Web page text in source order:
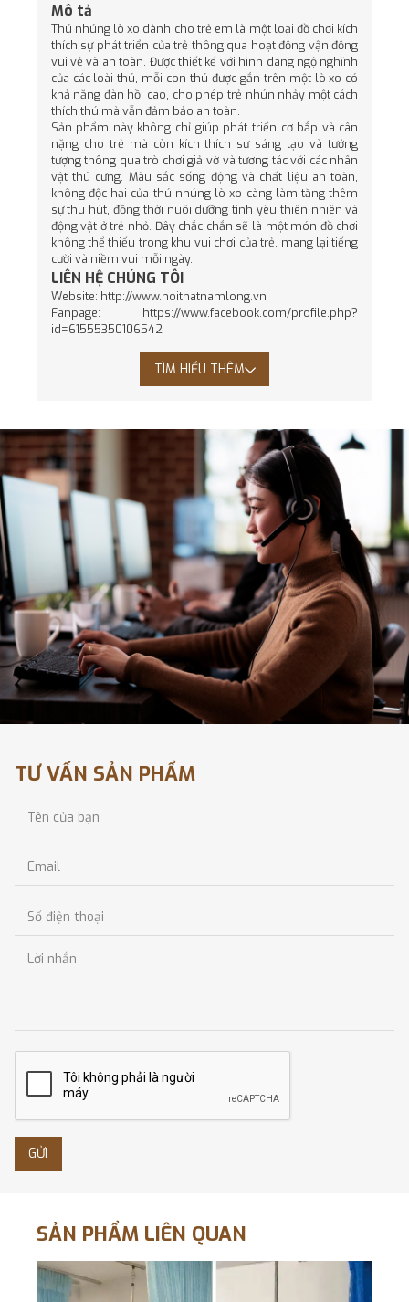
Mô tả
Thú nhúng lò xo dành cho trẻ em là một loại đồ chơi kích
thích sự phát triển của trẻ thông qua hoạt động vận động
vui vẻ và an toàn. Được thiết kế với hình dáng ngộ nghĩnh
của các loài thú, mỗi con thú được gắn trên một lò xo có
khả năng đàn hồi cao, cho phép trẻ nhún nhảy một cách
thích thú mà vẫn đảm bảo an toàn.
Sản phẩm này không chỉ giúp phát triển cơ bắp và cân
nặng cho trẻ mà còn kích thích sự sáng tạo và tưởng
tượng thông qua trò chơi giả vờ và tương tác với các nhân
vật thú cưng. Màu sắc sống động và chất liệu an toàn,
không độc hại của thú nhúng lò xo càng làm tăng thêm
sự thu hút, đồng thời nuôi dưỡng tình yêu thiên nhiên và
động vật ở trẻ nhỏ. Đây chắc chắn sẽ là một món đồ chơi
không thể thiếu trong khu vui chơi của trẻ, mang lại tiếng
cười và niềm vui mỗi ngày.
LIÊN HỆ CHÚNG TÔI
Website: http://www.noithatnamlong.vn
Fanpage: https://www.facebook.com/profile.php?
id=61555350106542
TÌM HIỂU THÊM
TƯ VẤN SẢN PHẨM
GỬI
SẢN PHẨM LIÊN QUAN